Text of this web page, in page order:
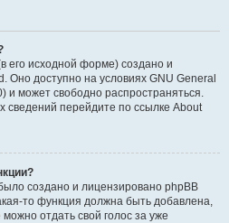
его исходной форме) создано и
Оно доступно на условиях GNU General
и может свободно распространяться.
перейдите по ссылке About
создано и лицензировано phpBB
то функция должна быть добавлена,
отдать свой голос за уже